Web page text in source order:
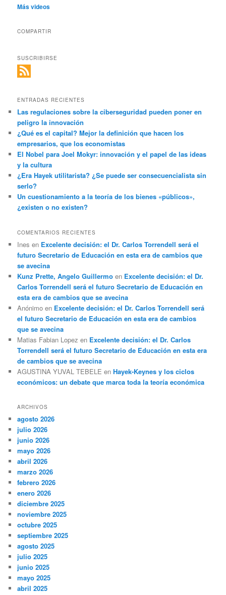
Más videos
COMPARTIR
SUSCRIBIRSE
ENTRADAS RECIENTES
Las regulaciones sobre la ciberseguridad pueden poner en
peligro la innovación
¿Qué es el capital? Mejor la definición que hacen los
empresarios, que los economistas
El Nobel para Joel Mokyr: innovación y el papel de las ideas
y la cultura
¿Era Hayek utilitarista? ¿Se puede ser consecuencialista sin
serlo?
Un cuestionamiento a la teoría de los bienes «públicos»,
¿existen o no existen?
COMENTARIOS RECIENTES
Ines en Excelente decisión: el Dr. Carlos Torrendell será el
futuro Secretario de Educación en esta era de cambios que
se avecina
Kunz Prette, Angelo Guillermo en Excelente decisión: el Dr.
Carlos Torrendell será el futuro Secretario de Educación en
esta era de cambios que se avecina
Anónimo en Excelente decisión: el Dr. Carlos Torrendell será
el futuro Secretario de Educación en esta era de cambios
que se avecina
Matias Fabian Lopez en Excelente decisión: el Dr. Carlos
Torrendell será el futuro Secretario de Educación en esta era
de cambios que se avecina
AGUSTINA YUVAL TEBELE enHayek-Keynes y los ciclos
económicos: un debate que marca toda la teoría económica
ARCHIVOS
agosto 2026
julio 2026
junio 2026
mayo 2026
abril 2026
marzo 2026
febrero 2026
enero 2026
diciembre 2025
noviembre 2025
octubre 2025
septiembre 2025
agosto 2025
julio 2025
junio 2025
mayo 2025
abril 2025